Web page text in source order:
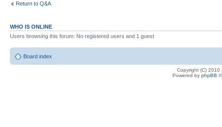
Return to Q&A
WHO IS ONLINE
Users browsing this forum: No registered users and 1 guest
Board index
Copyright (C) 2010
Powered by phpBB